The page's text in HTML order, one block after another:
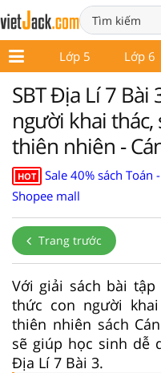
4 Lớp 5 Lớp 6
SBT Địa Lí 7
người khai
thiên nhiên -
HOT
Sale 40% sách
Shopee mall
Trang trước
Với giải sách bài
thức con người
thiên nhiên sách
sẽ giúp học sinh dễ
Địa Lí 7 Bài 3.